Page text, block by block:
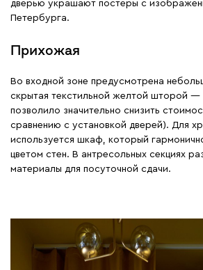
дверью украшают постеры с
Петербурга.
Прихожая
Во входной зоне предусмотрена
скрытая текстильной желтой шторой —
позволило значительно снизить
сравнению с установкой дверей). Для
используется шкаф, который
цветом стен. В антресольных секциях
материалы для посуточной сдачи.